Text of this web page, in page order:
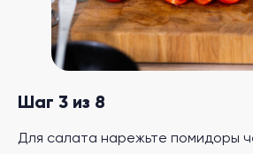
Шаг 3 из 8
Для салата нарежьте помидоры